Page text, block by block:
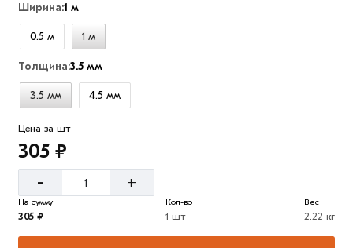
Ширина:1 м
0.5 м 1 м
Толщина:3.5 мм
3.5 мм 4.5 мм
Цена за шт
305 ₽
- +
На сумму
305 ₽
Кол-во
1 шт
Вес
2.22 кг